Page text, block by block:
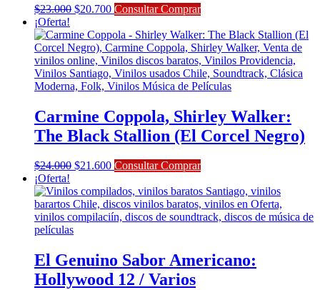
$23.000 El
original
era:
$23.000.
$20.700El
actual
es:
$20.700.
Consultar Comprar
¡Oferta!
Carmine Coppola, Shirley Walker:
The Black Stallion (El Corcel Negro)
$24.000 El
original
era:
$24.000.
$21.600El
actual
es:
$21.600.
Consultar Comprar
¡Oferta!
El Genuino Sabor Americano:
Hollywood 12 / Varios